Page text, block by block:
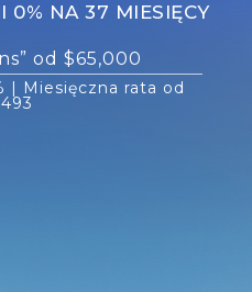
| Miesięczna rata od
od $65,000
0% NA 37 MIESIĘCY